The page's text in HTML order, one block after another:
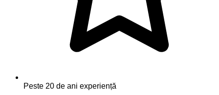
Peste 20 de ani experiență